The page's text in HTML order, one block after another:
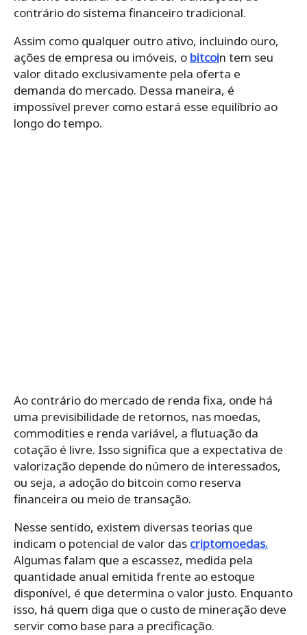
contrário do sistema financeiro tradicional.
Assim como qualquer outro ativo, incluindo ouro,
ações de empresa ou imóveis, o bitcoin tem seu
valor ditado exclusivamente pela oferta e
demanda do mercado. Dessa maneira, é
impossível prever como estará esse equilíbrio ao
longo do tempo.
Ao contrário do mercado de renda fixa, onde há
uma previsibilidade de retornos, nas moedas,
commodities e renda variável, a flutuação da
cotação é livre. Isso significa que a expectativa de
valorização depende do número de interessados,
ou seja, a adoção do bitcoin como reserva
financeira ou meio de transação.
Nesse sentido, existem diversas teorias que
indicam o potencial de valor das criptomoedas.
Algumas falam que a escassez, medida pela
quantidade anual emitida frente ao estoque
disponível, é que determina o valor justo. Enquanto
isso, há quem diga que o custo de mineração deve
servir como base para a precificação.